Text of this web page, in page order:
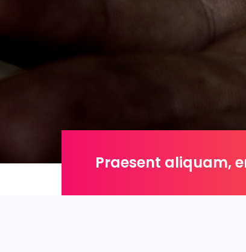
Praesent aliquam,